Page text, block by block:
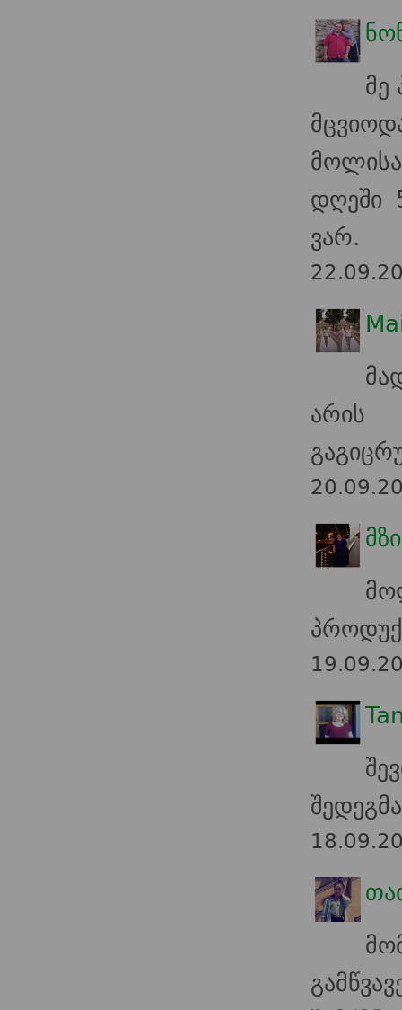
მე
დღეში
ვარ.
არის